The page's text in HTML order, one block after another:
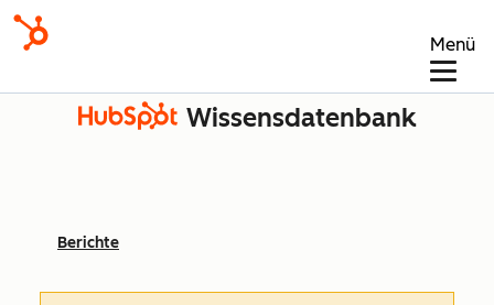
Menü
Wissensdatenbank
Berichte